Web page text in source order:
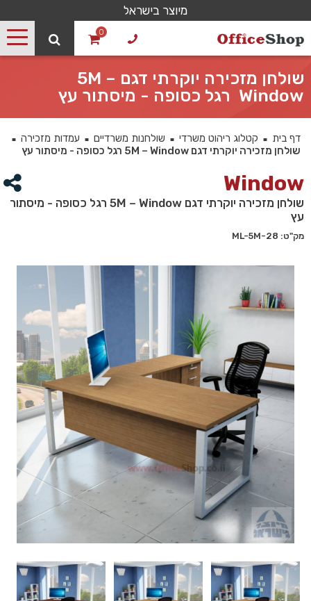
מיוצר בישראל
0
שולחן מזכירה יוקרתי דגם 5M –
Window רגל כסופה - מיסתור עץ
דף בית ■ קטלוג ריהוט משרדי ■ שולחנות משרדיים ■ עמדות מזכירה ■
שולחן מזכירה יוקרתי דגם 5M – Window רגל כסופה - מיסתור עץ
Window
שולחן מזכירה יוקרתי דגם 5M – Window רגל כסופה - מיסתור
עץ
מק"ט: 28-ML-5M